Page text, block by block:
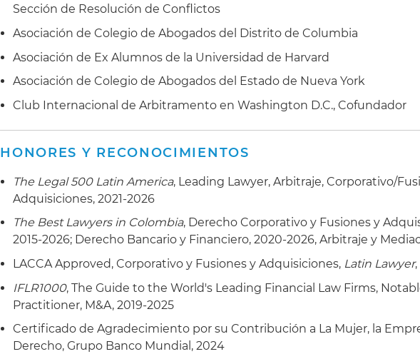
Sección de Resolución de Conflictos
Asociación de Colegio de Abogados del Distrito de Columbia
Asociación de Ex Alumnos de la Universidad de Harvard
Asociación de Colegio de Abogados del Estado de Nueva York
Club Internacional de Arbitramento en Washington D.C., Cofundador
HONORES Y RECONOCIMIENTOS
The Legal 500 Latin America, Leading Lawyer, Arbitraje, Corporativo/
Adquisiciones, 2021-2026
The Best Lawyers in Colombia, Derecho Corporativo y Fusiones y
2015-2026; Derecho Bancario y Financiero, 2020-2026, Arbitraje y
LACCA Approved, Corporativo y Fusiones y Adquisiciones, Latin Lawyer
IFLR1000, The Guide to the World's Leading Financial Law Firms,
Practitioner, M&A, 2019-2025
Certificado de Agradecimiento por su Contribución a La Mujer, la
Derecho, Grupo Banco Mundial, 2024